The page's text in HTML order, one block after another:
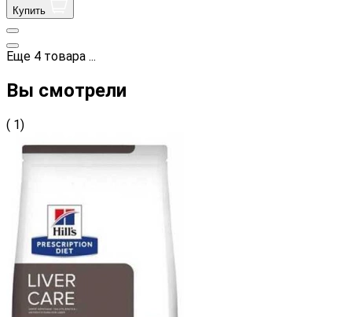
Купить
Еще 4 товара ...
Вы смотрели
( 1)